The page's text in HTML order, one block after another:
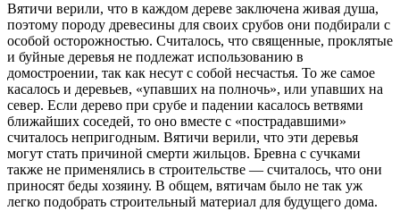
Вятичи верили, что в каждом дереве заключена живая душа,
поэтому породу древесины для своих срубов они подбирали с
особой осторожностью. Считалось, что священные, проклятые
и буйные деревья не подлежат использованию в
домостроении, так как несут с собой несчастья. То же самое
касалось и деревьев, «упавших на полночь», или упавших на
север. Если дерево при срубе и падении касалось ветвями
ближайших соседей, то оно вместе с «пострадавшими»
считалось непригодным. Вятичи верили, что эти деревья
могут стать причиной смерти жильцов. Бревна с сучками
также не применялись в строительстве — считалось, что они
приносят беды хозяину. В общем, вятичам было не так уж
легко подобрать строительный материал для будущего дома.